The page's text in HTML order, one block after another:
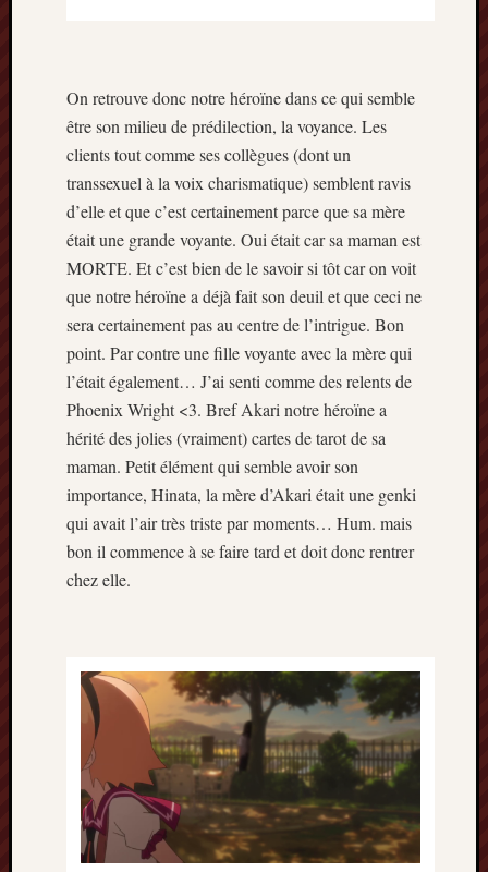
On retrouve donc notre héroïne dans ce qui semble
être son milieu de prédilection, la voyance. Les
clients tout comme ses collègues (dont un
transsexuel à la voix charismatique) semblent ravis
d’elle et que c’est certainement parce que sa mère
était une grande voyante. Oui était car sa maman est
MORTE. Et c’est bien de le savoir si tôt car on voit
que notre héroïne a déjà fait son deuil et que ceci ne
sera certainement pas au centre de l’intrigue. Bon
point. Par contre une fille voyante avec la mère qui
l’était également… J’ai senti comme des relents de
Phoenix Wright <3. Bref Akari notre héroïne a
hérité des jolies (vraiment) cartes de tarot de sa
maman. Petit élément qui semble avoir son
importance, Hinata, la mère d’Akari était une genki
qui avait l’air très triste par moments… Hum. mais
bon il commence à se faire tard et doit donc rentrer
chez elle.